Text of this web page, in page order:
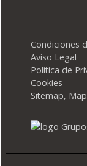
Condiciones
Aviso Legal
Política de
Cookies
Sitemap,